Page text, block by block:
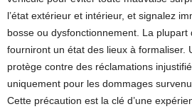
l’état extérieur et intérieur, et signalez
bosse ou dysfonctionnement. La plupart
fourniront un état des lieux à formaliser.
protège contre des réclamations
uniquement pour les dommages
Cette précaution est la clé d’une